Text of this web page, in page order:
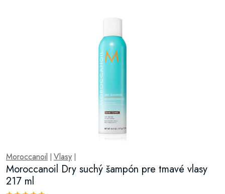
Moroccanoil Vlasy
Moroccanoil Dry suchý šampón pre tmavé vlasy
217 ml